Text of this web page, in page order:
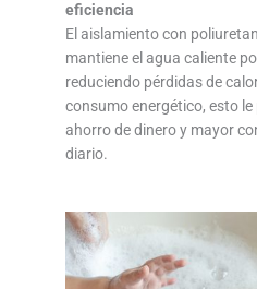
eficiencia
El aislamiento con
mantiene el agua caliente
reduciendo pérdidas de
consumo energético, esto
ahorro de dinero y mayor
diario.